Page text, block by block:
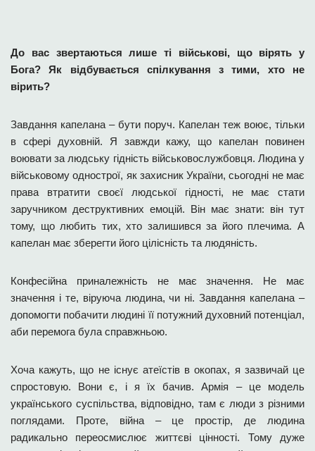
До вас звертаються лише ті військові, що вірять у
Бога? Як відбувається спілкування з тими, хто не
вірить?
Завдання капелана – бути поруч. Капелан теж воює, тільки
в сфері духовній. Я завжди кажу, що капелан повинен
воювати за людську гідність військовослужбовця. Людина у
військовому однострої, як захисник України, сьогодні не має
права втратити своєї людської гідності, не має стати
заручником деструктивних емоцій. Він має знати: він тут
тому, що любить тих, хто залишився за його плечима. А
капелан має зберегти його цілісність та людяність.
Конфесійна приналежність не має значення. Не має
значення і те, віруюча людина, чи ні. Завдання капелана –
допомогти побачити людині її потужний духовний потенціал,
аби перемога була справжньою.
Хоча кажуть, що не існує атеїстів в окопах, я зазвичай це
спростовую. Вони є, і я їх бачив. Армія – це модель
українського суспільства, відповідно, там є люди з різними
поглядами. Проте, війна – це простір, де людина
радикально переосмислює життєві цінності. Тому дуже